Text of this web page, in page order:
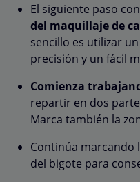
El siguiente paso
del maquillaje de
sencillo es utilizar
precisión y un fácil
Comienza
repartir en dos
Marca también la
Continúa marcando
del bigote para